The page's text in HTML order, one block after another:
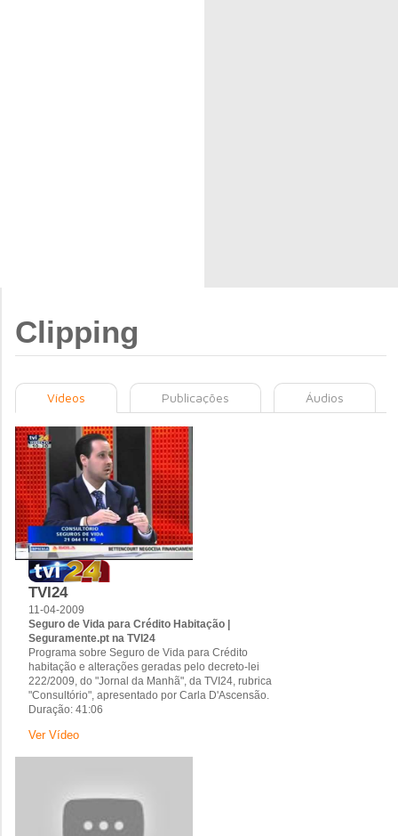
Clipping
Vídeos Publicações Áudios
TVI24
11-04-2009
Seguro de Vida para Crédito Habitação |
Seguramente.pt na TVI24
Programa sobre Seguro de Vida para Crédito
habitação e alterações geradas pelo decreto-lei
222/2009, do "Jornal da Manhã", da TVI24, rubrica
"Consultório", apresentado por Carla D'Ascensão.
Duração: 41:06
Ver Vídeo